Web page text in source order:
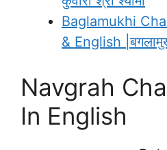
Baglamukhi
& English
Navgrah
In English